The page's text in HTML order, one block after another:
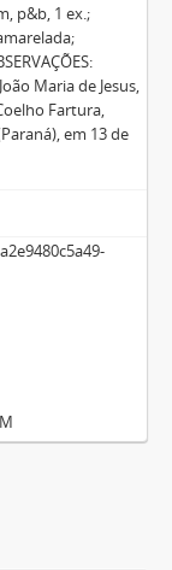
p&b, 1 ex.;
Maria de Jesus,
Fartura,
em 13 de